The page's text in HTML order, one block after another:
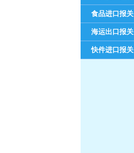
食品进口报关
海运出口报关
快件进口报关